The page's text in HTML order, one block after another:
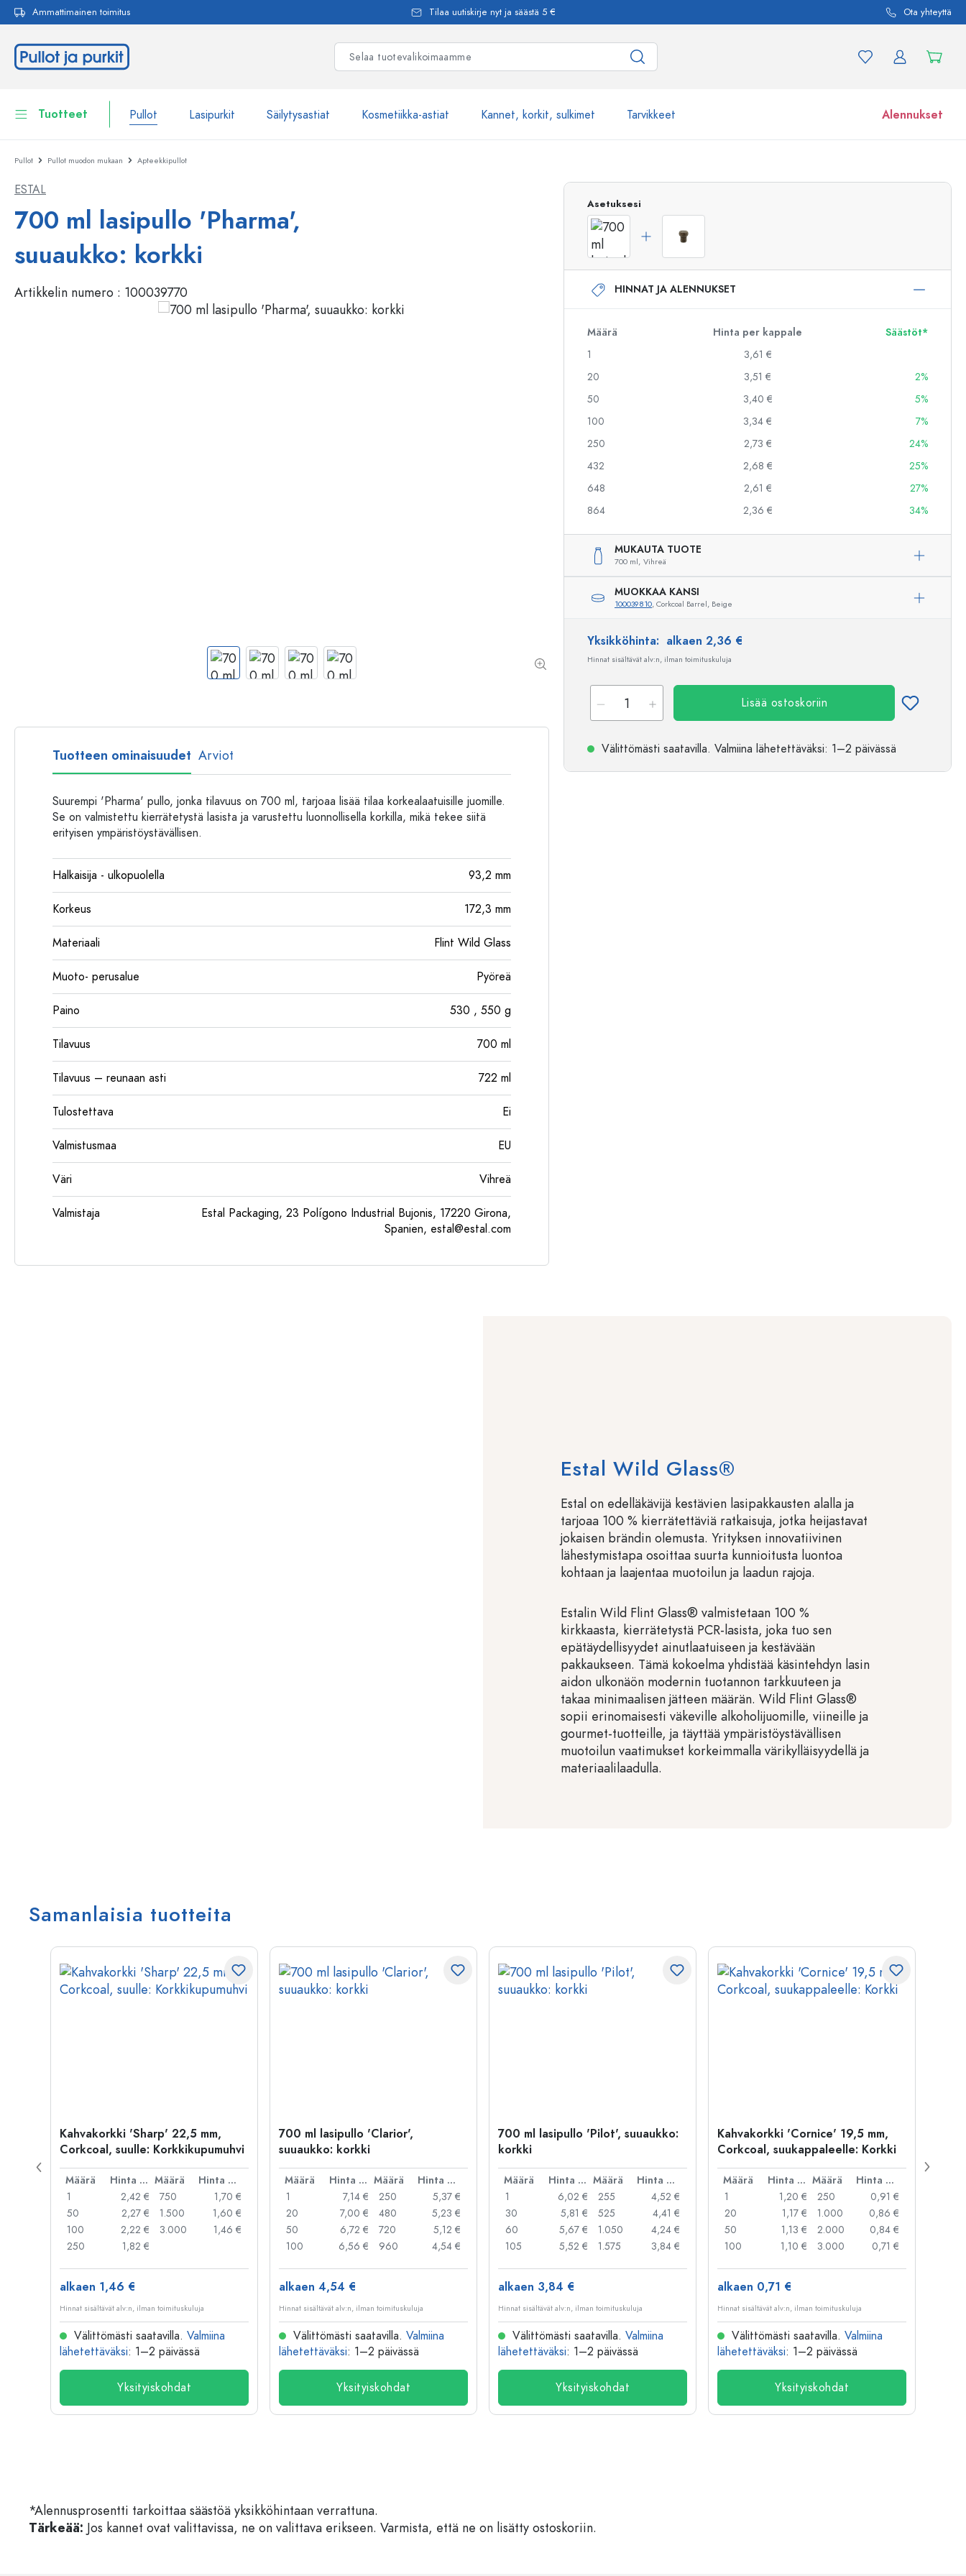
Siirry päänavigointiin
Ammattimainen toimitus Tilaa uutiskirje nyt ja säästä 5 € Ota yhteyttä
Tuotteet Pullot Lasipurkit Säilytysastiat Kosmetiikka-astiat Kannet, korkit, sulkimet Tarvikkeet Alennukset
Pullot
Säilytysastiat
Astiat
Kosmetiikka-astiat
Pullot tuotemerkin mukaan
WECK-Lasipullot
Patenttikorkkipullot
Spraypullot
Airless-pumppupullot
Roll-on-pullot
Puristuspullot
Säilytyspullot
Ginipullot
Joulupullot
Koristeelliset pullot
Käymisastiat
Muovipullot
Lasipurkit
Pullot Pullot muodon mukaan Apteekkipullot
ESTAL
700 ml lasipullo 'Pharma',
suuaukko: korkki
Artikkelin numero : 100039770
Asetuksesi
HINNAT JA ALENNUKSET
Määrä Hinta per kappale
Säästöt*
1
3,61 €
20
3,51 €
2%
50
3,40 €
5%
100
3,34 €
7%
250
2,73 €
24%
432
2,68 €
25%
648
2,61 €
27%
864
2,36 € 34%
MUKAUTA TUOTE
700 ml, Vihreä
MUOKKAA KANSI
100039810, Corkcoal Barrel, Beige
Yksikköhinta: alkaen 2,36 €
Hinnat sisältävät alv:n, ilman toimituskuluja
Lisää ostoskoriin
Välittömästi saatavilla. Valmiina lähetettäväksi: 1–2 päivässä
Tuotteen ominaisuudet Arviot
Suurempi 'Pharma' pullo, jonka tilavuus on 700 ml, tarjoaa lisää tilaa korkealaatuisille juomille.
Se on valmistettu kierrätetystä lasista ja varustettu luonnollisella korkilla, mikä tekee siitä
erityisen ympäristöystävällisen.
Halkaisija - ulkopuolella 93,2 mm
Korkeus 172,3 mm
Materiaali Flint Wild Glass
Muoto- perusalue Pyöreä
Paino 530 , 550 g
Tilavuus 700 ml
Tilavuus – reunaan asti 722 ml
Tulostettava Ei
Valmistusmaa EU
Väri Vihreä
Valmistaja
Estal Packaging, 23 Polígono Industrial Bujonis, 17220 Girona,
Spanien, estal@estal.com
Estal Wild Glass®
Estal on edelläkävijä kestävien lasipakkausten alalla ja
tarjoaa 100 % kierrätettäviä ratkaisuja, jotka heijastavat
jokaisen brändin olemusta. Yrityksen innovatiivinen
lähestymistapa osoittaa suurta kunnioitusta luontoa
kohtaan ja laajentaa muotoilun ja laadun rajoja.
Estalin Wild Flint Glass® valmistetaan 100 %
kirkkaasta, kierrätetystä PCR-lasista, joka tuo sen
epätäydellisyydet ainutlaatuiseen ja kestävään
pakkaukseen. Tämä kokoelma yhdistää käsintehdyn lasin
aidon ulkonäön modernin tuotannon tarkkuuteen ja
takaa minimaalisen jätteen määrän. Wild Flint Glass®
sopii erinomaisesti väkeville alkoholijuomille, viineille ja
gourmet-tuotteille, ja täyttää ympäristöystävällisen
muotoilun vaatimukset korkeimmalla värikylläisyydellä ja
materiaalilaadulla.
Samanlaisia tuotteita
Kahvakorkki 'Sharp' 22,5 mm,
Corkcoal, suulle: Korkkikupumuhvi
Määrä Hinta per kpl Määrä
Hinta per kpl
1
2,42 €
50
2,27 €
100
2,22 €
250
1,82 €
750
1,70 €
1.500
1,60 €
3.000
1,46 €
alkaen 1,46 €
Hinnat sisältävät alv:n, ilman toimituskuluja
Välittömästi saatavilla. Valmiina
lähetettäväksi: 1–2 päivässä
Yksityiskohdat
700 ml lasipullo 'Clarior',
suuaukko: korkki
Määrä Hinta per kpl Määrä
Hinta per kpl
1
7,14 €
20
7,00 €
50
6,72 €
100
6,56 €
250
5,37 €
480
5,23 €
720
5,12 €
960
4,54 €
alkaen 4,54 €
Hinnat sisältävät alv:n, ilman toimituskuluja
Välittömästi saatavilla. Valmiina
lähetettäväksi: 1–2 päivässä
Yksityiskohdat
700 ml lasipullo 'Pilot', suuaukko:
korkki
Määrä Hinta per kpl Määrä
Hinta per kpl
1
6,02 €
30
5,81 €
60
5,67 €
105
5,52 €
255
4,52 €
525
4,41 €
1.050
4,24 €
1.575
3,84 €
alkaen 3,84 €
Hinnat sisältävät alv:n, ilman toimituskuluja
Välittömästi saatavilla. Valmiina
lähetettäväksi: 1–2 päivässä
Yksityiskohdat
Kahvakorkki 'Cornice' 19,5 mm,
Corkcoal, suukappaleelle: Korkki
Määrä Hinta per kpl Määrä
Hinta per kpl
1
1,20 €
20
1,17 €
50
1,13 €
100
1,10 €
250
0,91 €
1.000
0,86 €
2.000
0,84 €
3.000
0,71 €
alkaen 0,71 €
Hinnat sisältävät alv:n, ilman toimituskuluja
Välittömästi saatavilla. Valmiina
lähetettäväksi: 1–2 päivässä
Yksityiskohdat
*Alennusprosentti tarkoittaa säästöä yksikköhintaan verrattuna.
Tärkeää: Jos kannet ovat valittavissa, ne on valittava erikseen. Varmista, että ne on lisätty ostoskoriin.